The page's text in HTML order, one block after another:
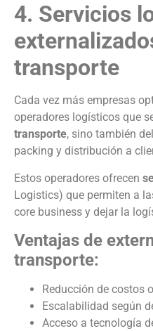
4. Servicios
transporte
Cada vez más empresas
operadores logísticos que
transporte, sino también
packing y distribución a
Estos operadores ofrecen
Logistics) que permiten a
core business y dejar la
Ventajas de
transporte:
Reducción de costos
Escalabilidad según
Acceso a tecnología